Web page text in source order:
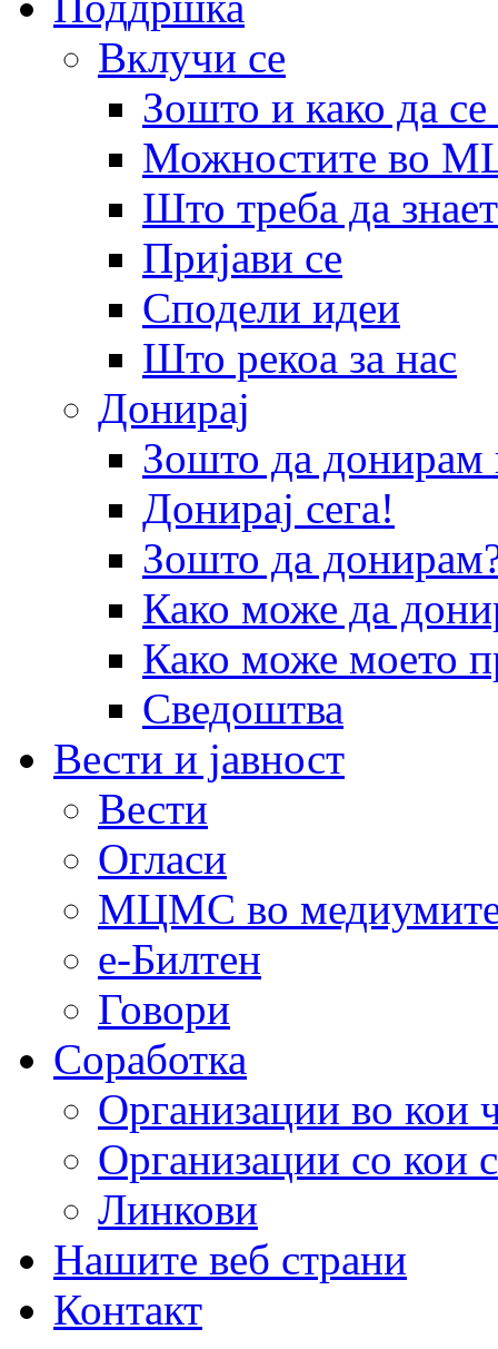
Вклучи се
Зошто и како да
Можностите во
Што треба да
Пријави се
Сподели идеи
Што рекоа за нас
Донирај
Зошто да
Донирај сега!
Зошто да
Како може да
Како може моето
Сведоштва
Вести и јавност
Вести
Огласи
МЦМС во
е-Билтен
Говори
Соработка
Организации во кои
Организации со кои
Линкови
Нашите веб страни
Контакт